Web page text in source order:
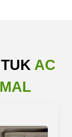
AC